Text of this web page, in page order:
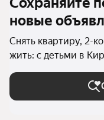
новые
Снять квартиру, 2-
жить: с детьми в